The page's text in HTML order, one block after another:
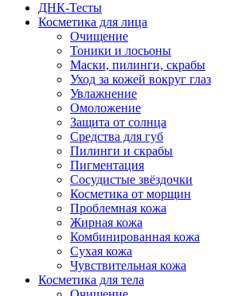
ДНК-Тесты
Косметика для лица
Очищение
Тоники и лосьоны
Маски, пилинги, скрабы
Уход за кожей вокруг глаз
Увлажнение
Омоложение
Защита от солнца
Средства для губ
Пилинги и скрабы
Пигментация
Сосудистые звёздочки
Косметика от морщин
Проблемная кожа
Жирная кожа
Комбинированная кожа
Сухая кожа
Чувствительная кожа
Косметика для тела